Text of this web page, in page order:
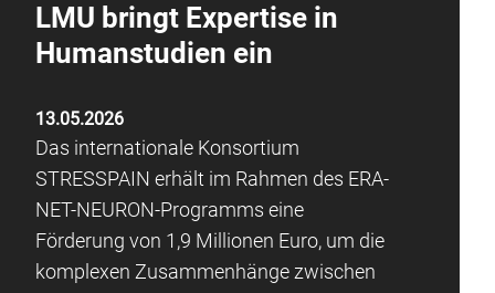
LMU bringt Expertise in
Humanstudien ein
13.05.2026
Das internationale Konsortium
STRESSPAIN erhält im Rahmen des ERA-
NET-NEURON-Programms eine
Förderung von 1,9 Millionen Euro, um die
komplexen Zusammenhänge zwischen